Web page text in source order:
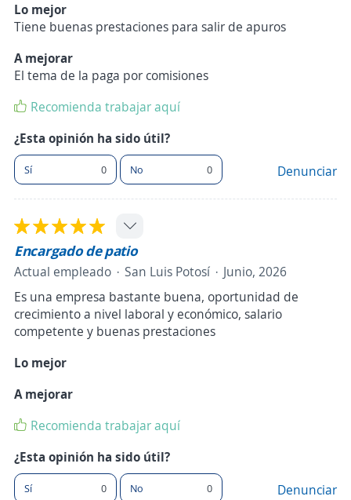
Lo mejor
Tiene buenas prestaciones para salir de apuros
A mejorar
El tema de la paga por comisiones
Recomienda trabajar aquí
¿Esta opinión ha sido útil?
Sí 0 No 0 Denunciar
Encargado de patio
Actual empleado San Luis Potosí
Junio, 2026
Es una empresa bastante buena, oportunidad de
crecimiento a nivel laboral y económico, salario
competente y buenas prestaciones
Lo mejor
A mejorar
Recomienda trabajar aquí
¿Esta opinión ha sido útil?
Sí 0 No 0 Denunciar